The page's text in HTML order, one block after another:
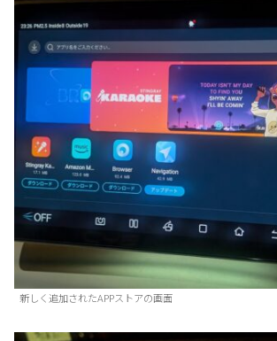
新しく追加されたAPPストアの画面